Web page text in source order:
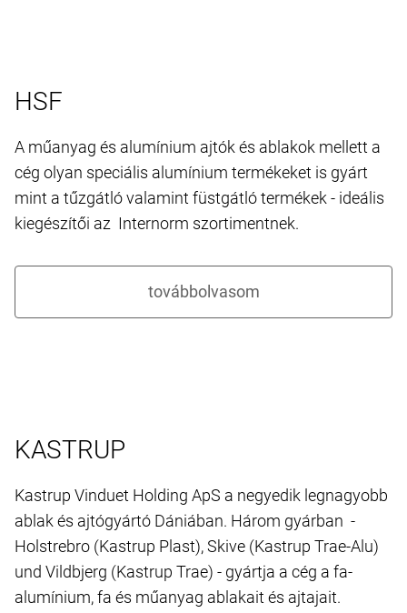
HSF
A műanyag és alumínium ajtók és ablakok mellett a
cég olyan speciális alumínium termékeket is gyárt
mint a tűzgátló valamint füstgátló termékek - ideális
kiegészítői az Internorm szortimentnek.
KASTRUP
Kastrup Vinduet Holding ApS a negyedik legnagyobb
ablak és ajtógyártó Dániában. Három gyárban -
Holstrebro (Kastrup Plast), Skive (Kastrup Trae-Alu)
und Vildbjerg (Kastrup Trae) - gyártja a cég a fa-
alumínium, fa és műanyag ablakait és ajtajait.